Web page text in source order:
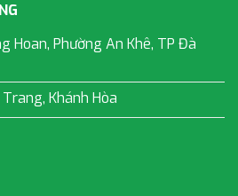
Hoan, Phường An Khê, TP Đà
Khánh Hòa